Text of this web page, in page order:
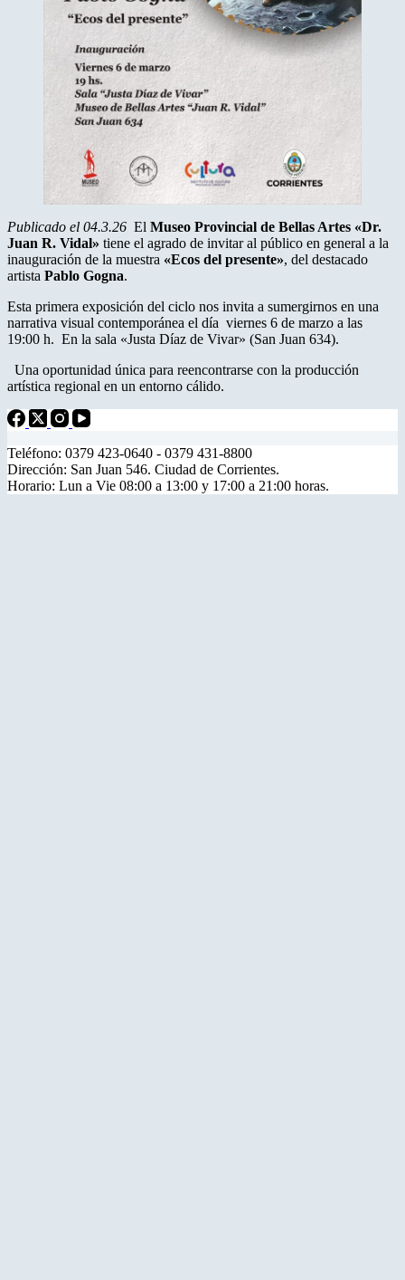
Publicado el 04.3.26 El Museo Provincial de Bellas Artes «Dr.
Juan R. Vidal» tiene el agrado de invitar al público en general a la
inauguración de la muestra «Ecos del presente», del destacado
artista Pablo Gogna.
Esta primera exposición del ciclo nos invita a sumergirnos en una
narrativa visual contemporánea el día viernes 6 de marzo a las
19:00 h. En la sala «Justa Díaz de Vivar» (San Juan 634).
Una oportunidad única para reencontrarse con la producción
artística regional en un entorno cálido.
Teléfono: 0379 423-0640 - 0379 431-8800
Dirección: San Juan 546. Ciudad de Corrientes.
Horario: Lun a Vie 08:00 a 13:00 y 17:00 a 21:00 horas.